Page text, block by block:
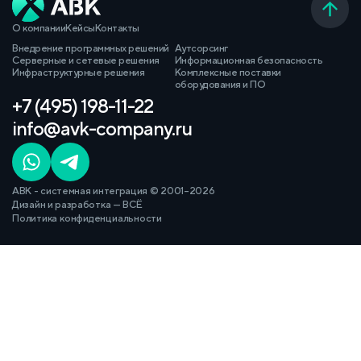
О компанииКейсыКонтакты
Внедрение программных решений
Серверные и сетевые решения
Инфраструктурные решения
Аутсорсинг
Информационная безопасность
Комплексные поставки
оборудования и ПО
+7 (495) 198-11-22
info@avk-company.ru
АВК - системная интеграция © 2001–2026
Политика конфиденциальности
Дизайн и разработка — ВСЁ